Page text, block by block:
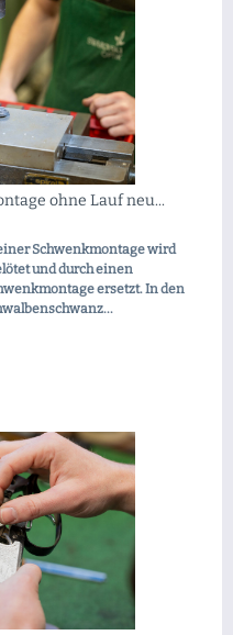
ohne Lauf neu...
Schwenkmontage wird
und durch einen
ersetzt. In den